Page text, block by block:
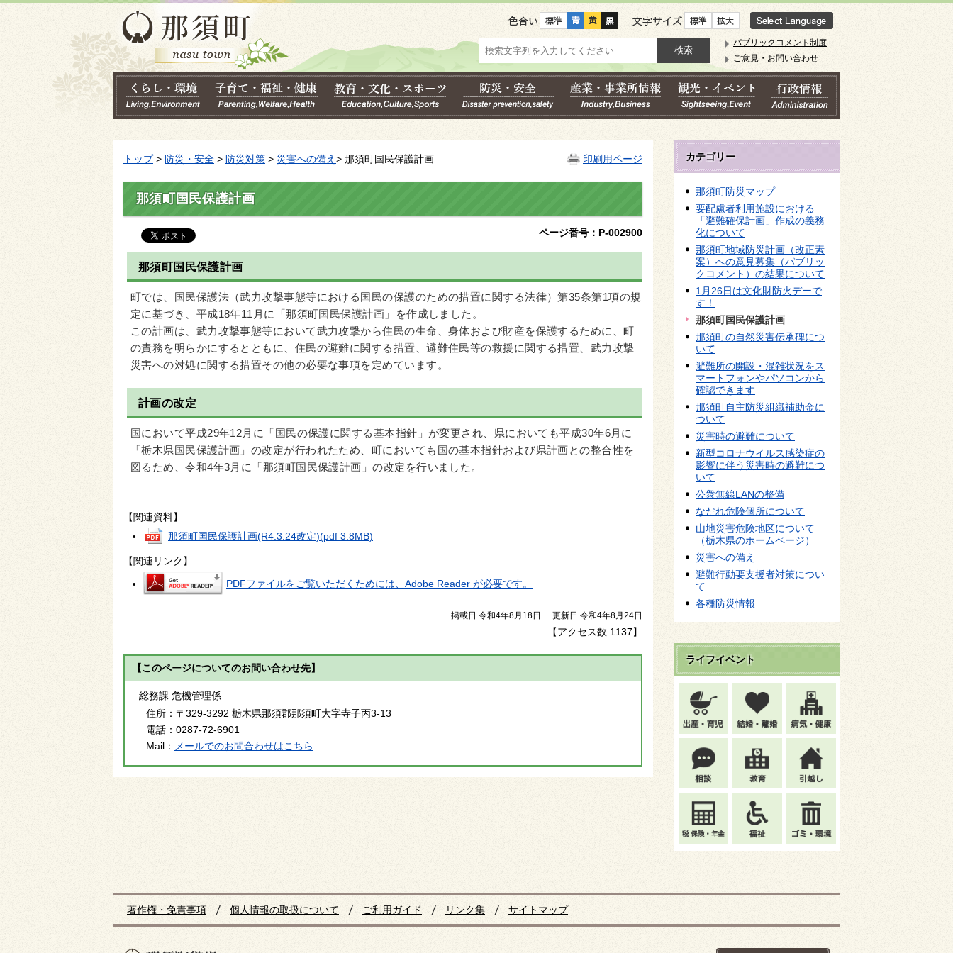
色合い 文字サイズ
パブリックコメント制度
ご意見・お問い合わせ
印刷用ページ
トップ> 防災・安全 > 防災対策 > 災害への備え > 那須町国民保護計画
那須町国民保護計画
ページ番号：P-002900
那須町国民保護計画
町では、国民保護法（武力攻撃事態等における国民の保護のための措置に関する法律）第35条第1項の規
定に基づき、平成18年11月に「那須町国民保護計画」を作成しました。
この計画は、武力攻撃事態等において武力攻撃から住民の生命、身体および財産を保護するために、町
の責務を明らかにするとともに、住民の避難に関する措置、避難住民等の救援に関する措置、武力攻撃
災害への対処に関する措置その他の必要な事項を定めています。
計画の改定
国において平成29年12月に「国民の保護に関する基本指針」が変更され、県においても平成30年6月に
「栃木県国民保護計画」の改定が行われたため、町においても国の基本指針および県計画との整合性を
図るため、令和4年3月に「那須町国民保護計画」の改定を行いました。
【関連資料】
那須町国民保護計画(R4.3.24改定)(pdf 3.8MB)
【関連リンク】
PDFファイルをご覧いただくためには、Adobe Reader が必要です。
掲載日 令和4年8月18日 更新日 令和4年8月24日
【アクセス数 1137】
【このページについてのお問い合わせ先】
総務課 危機管理係
住所： 〒329-3292 栃木県那須郡那須町大字寺子丙3-13
電話： 0287-72-6901
Mail： メールでのお問合わせはこちら
カテゴリー
那須町防災マップ
要配慮者利用施設における
「避難確保計画」作成の義務
化について
那須町地域防災計画（改正素
案）への意見募集（パブリッ
クコメント）の結果について
1月26日は文化財防火デーで
す！
那須町国民保護計画
那須町の自然災害伝承碑につ
いて
避難所の開設・混雑状況をス
マートフォンやパソコンから
確認できます
那須町自主防災組織補助金に
ついて
災害時の避難について
新型コロナウイルス感染症の
影響に伴う災害時の避難につ
いて
公衆無線LANの整備
なだれ危険個所について
山地災害危険地区について
（栃木県のホームページ）
災害への備え
避難行動要支援者対策につい
て
各種防災情報
ライフイベント
著作権・免責事項 個人情報の取扱について ご利用ガイド リンク集 サイトマップ